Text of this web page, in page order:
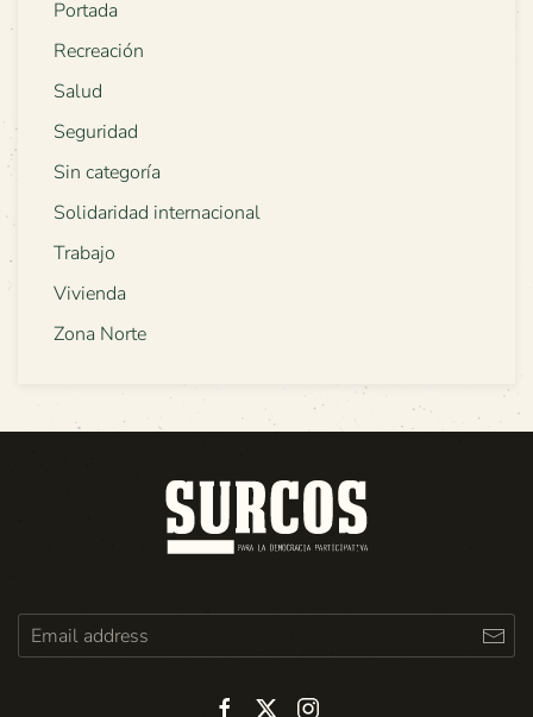
Portada
Recreación
Salud
Seguridad
Sin categoría
Solidaridad internacional
Trabajo
Vivienda
Zona Norte